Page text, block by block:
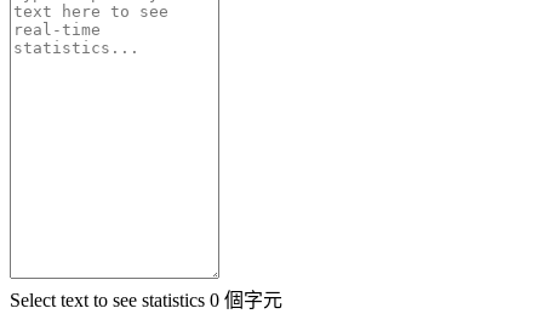
Select text to see statistics 0 個字元